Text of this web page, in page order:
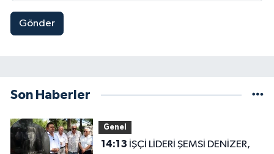
Gönder
Son Haberler
Genel
14:13